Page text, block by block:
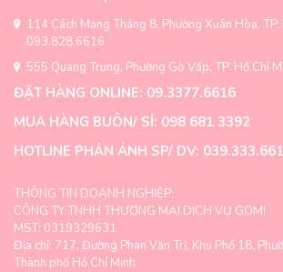
có
chọn
trên
sản
phẩm
114 Cách Mạng Tháng 8, Phường Xuân Hòa,
093.828.6616
555 Quang Trung, Phường Gò Vấp, TP. Hồ Chí
ĐẶT HÀNG ONLINE: 09.3377.6616
MUA HÀNG BUÔN/ SỈ: 098 681 3392
HOTLINE PHẢN ÁNH SP/ DV:
THÔNG TIN DOANH NGHIỆP:
CÔNG TY TNHH THƯƠNG MẠI DỊCH VỤ GOMI
MST: 0319329631
Địa chỉ: 717, Đường Phan Văn Trị, Khu Phố 18,
Thành phố Hồ Chí Minh